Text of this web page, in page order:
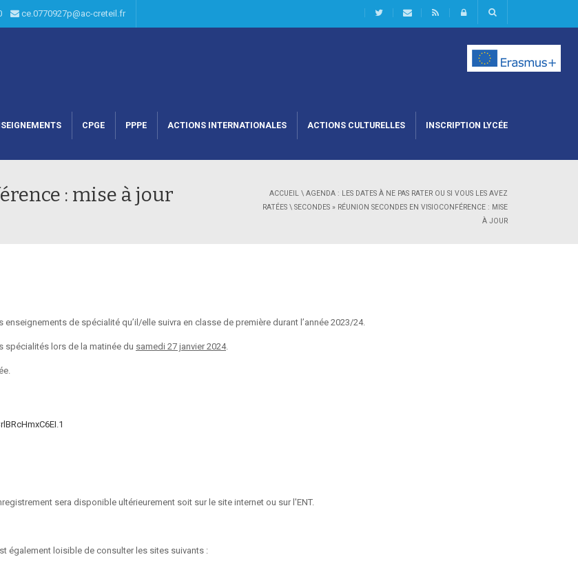
ce.0770927p@ac-creteil.fr
CPGE PPPE ACTIONS INTERNATIONALES ACTIONS CULTURELLES INSCRIPTION LYCÉE
: mise à jour ACCUEIL \ AGENDA : LES DATES À NE PAS RATER OU SI VOUS LES AVEZ
RATÉES \ SECONDES » RÉUNION SECONDES EN VISIOCONFÉRENCE : MISE
À JOUR
de spécialité qu’il/elle suivra en classe de première durant l’année 2023/24.
spécialités lors de la matinée du samedi 27 janvier 2024.
sera disponible ultérieurement soit sur le site internet ou sur l'ENT.
également loisible de consulter les sites suivants :